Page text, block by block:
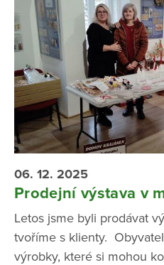
06. 12. 2025
Prodejní výstava v
Letos jsme byli prodávat
tvoříme s klienty.
výrobky, které si mohou